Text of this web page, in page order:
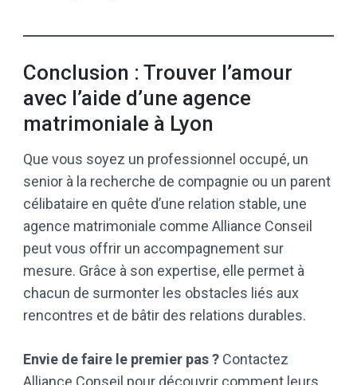
Conclusion : Trouver l’amour
avec l’aide d’une agence
matrimoniale à Lyon
Que vous soyez un professionnel occupé, un
senior à la recherche de compagnie ou un parent
célibataire en quête d’une relation stable, une
agence matrimoniale comme Alliance Conseil
peut vous offrir un accompagnement sur
mesure. Grâce à son expertise, elle permet à
chacun de surmonter les obstacles liés aux
rencontres et de bâtir des relations durables.
Envie de faire le premier pas ? Contactez